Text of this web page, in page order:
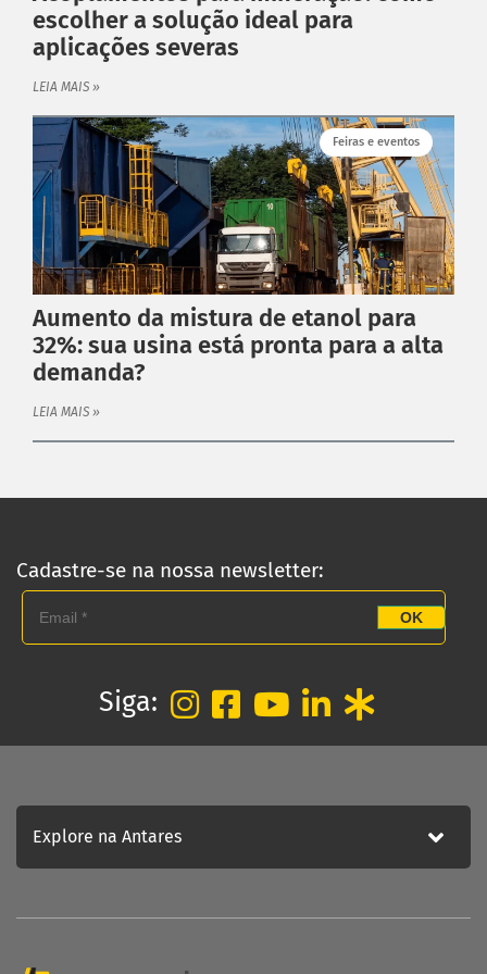
escolher a solução ideal para
aplicações severas
LEIA MAIS »
Feiras e eventos
Aumento da mistura de etanol para
32%: sua usina está pronta para a alta
demanda?
LEIA MAIS »
Cadastre-se na nossa newsletter:
OK
Siga:
Explore na Antares